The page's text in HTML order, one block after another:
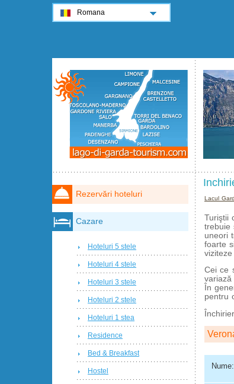
Lacul
Turiştii
uneori
foarte
Cei ce
În
pentru
Nume:
Rezervări hoteluri
Cazare
Hoteluri 5 stele
Hoteluri 4 stele
Hoteluri 3 stele
Hoteluri 2 stele
Hoteluri 1 stea
Residence
Bed & Breakfast
Hostel
Romana